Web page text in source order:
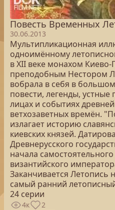
Повесть Временных
30.06.2013
Мультипликационная
одноимённому
в XII веке монахом
преподобным Нестором
вобрала в себя в
повести, легенды, устные
лицах и событиях
ветхозаветных времён.
излагает историю
киевских князей.
Древнерусского
начала
византийского
Заканчивается Летопись
самый ранний
24 серии
4к 2